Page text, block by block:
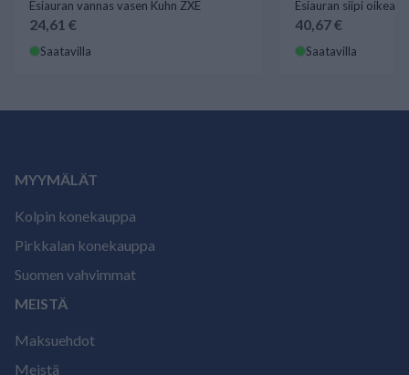
Esiauran vannas vasen Kuhn ZXE
24,61 €
Saatavilla
Esiauran siipi oikea
40,67 €
Saatavilla
MYYMÄLÄT
Kolpin konekauppa
Pirkkalan konekauppa
Suomen vahvimmat
MEISTÄ
Maksuehdot
Meistä